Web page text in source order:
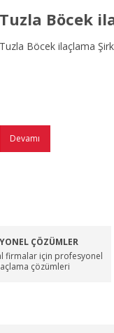
Tuzla Böcek
Tuzla Böcek ilaçlama
Devamı
ÇÖZÜMLER
firmalar için profesyonel
çözümleri